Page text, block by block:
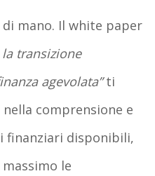
mano. Il white paper
la transizione
agevolata”ti
comprensione e
finanziari disponibili,
le